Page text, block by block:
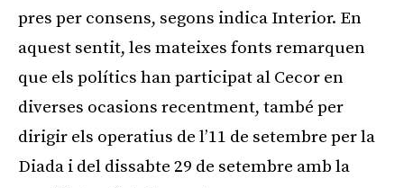
pres per consens, segons indica Interior. En
aquest sentit, les mateixes fonts remarquen
que els polítics han participat al Cecor en
diverses ocasions recentment, també per
dirigir els operatius de l’11 de setembre per la
Diada i del dissabte 29 de setembre amb la